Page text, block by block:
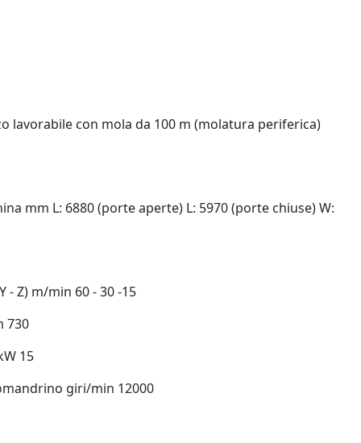
lavorabile con mola da 100 m (molatura periferica)
mm L: 6880 (porte aperte) L: 5970 (porte chiuse) W:
- Z) m/min 60 - 30 -15
730
15
giri/min 12000